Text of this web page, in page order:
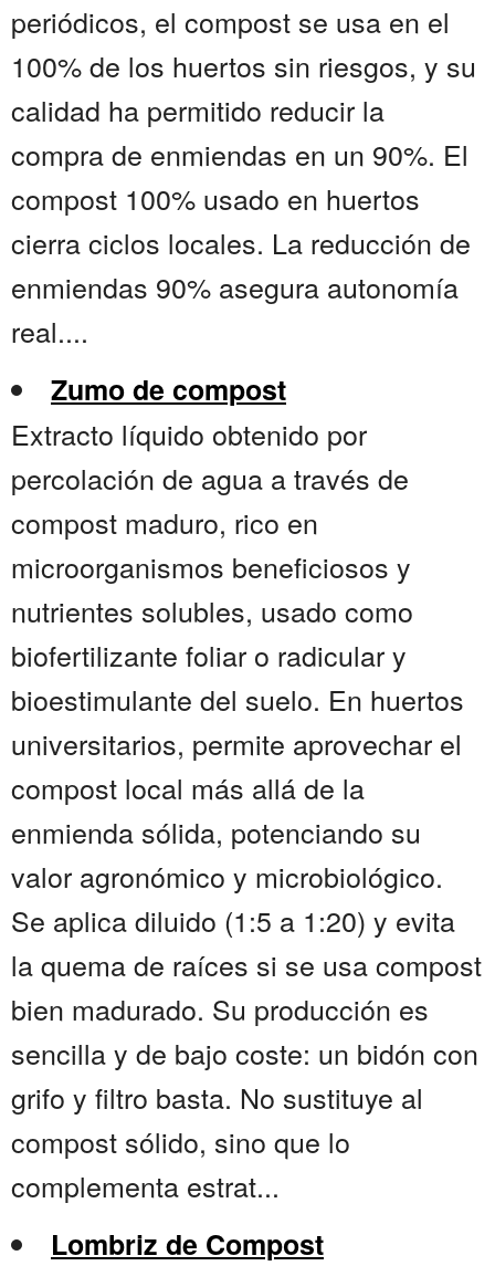
periódicos, el compost se usa en el
100% de los huertos sin riesgos, y su
calidad ha permitido reducir la
compra de enmiendas en un 90%. El
compost 100% usado en huertos
cierra ciclos locales. La reducción de
enmiendas 90% asegura autonomía
real....
Zumo de compost
Extracto líquido obtenido por
percolación de agua a través de
compost maduro, rico en
microorganismos beneficiosos y
nutrientes solubles, usado como
biofertilizante foliar o radicular y
bioestimulante del suelo. En huertos
universitarios, permite aprovechar el
compost local más allá de la
enmienda sólida, potenciando su
valor agronómico y microbiológico.
Se aplica diluido (1:5 a 1:20) y evita
la quema de raíces si se usa compost
bien madurado. Su producción es
sencilla y de bajo coste: un bidón con
grifo y filtro basta. No sustituye al
compost sólido, sino que lo
complementa estrat...
Lombriz de Compost